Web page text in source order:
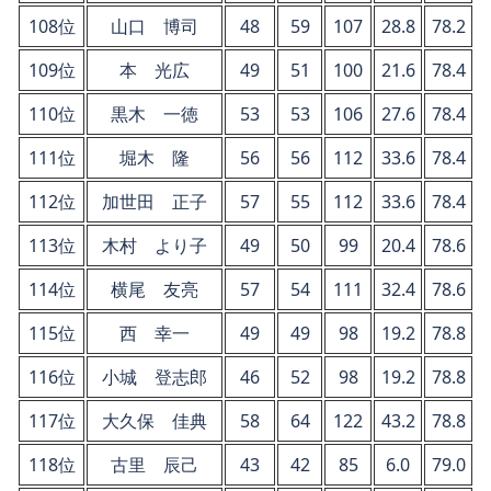
108位 山口 博司 48 59 107 28.8
78.2
109位
本 光広 49 51 100 21.6
78.4
110位
黒木 一徳 53 53 106 27.6
78.4
111位
堀木 隆 56 56 112 33.6
78.4
112位
加世田 正子 57 55 112 33.6
78.4
113位
木村 より子 49 50 99 20.4
78.6
114位
横尾 友亮 57 54 111 32.4
78.6
115位
西 幸一 49 49 98 19.2
78.8
116位
小城 登志郎 46 52 98 19.2
78.8
117位
大久保 佳典 58 64 122 43.2
78.8
118位
古里 辰己 43 42 85 6.0 79.0